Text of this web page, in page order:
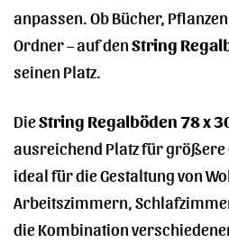
anpassen. Ob Bücher,
Ordner – auf denString
seinen Platz.
DieString Regalböden 78 x
ausreichend Platz für größere
ideal für die Gestaltung von
Arbeitszimmern,
die Kombination